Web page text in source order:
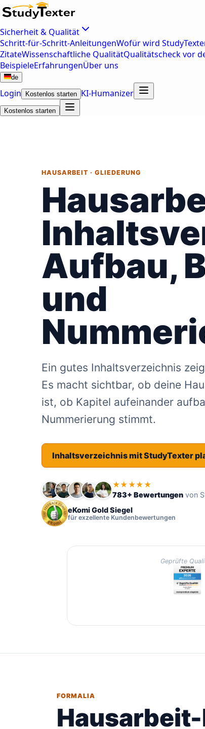
Sicherheit & Qualität
Schritt-für-Schritt-AnleitungenWofür wird
ZitateWissenschaftliche QualitätQualitätscheck vor
BeispieleErfahrungenÜber uns
de
Login Kostenlos starten KI-Humanizer
Kostenlos starten
HAUSARBEIT · GLIEDERUNG
Aufbau,
und
Ein gutes Inhaltsverzeichnis
Es macht sichtbar, ob deine
ist, ob Kapitel aufeinander
Nummerierung stimmt.
Inhaltsverzeichnis mit StudyTexter
★★★★★
783+ Bewertungen von
eKomi Gold Siegel
für exzellente Kundenbewertungen
Geprüfte
FORMALIA